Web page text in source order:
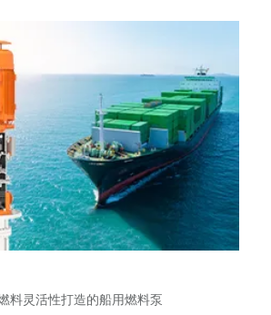
料灵活性打造的船用燃料泵